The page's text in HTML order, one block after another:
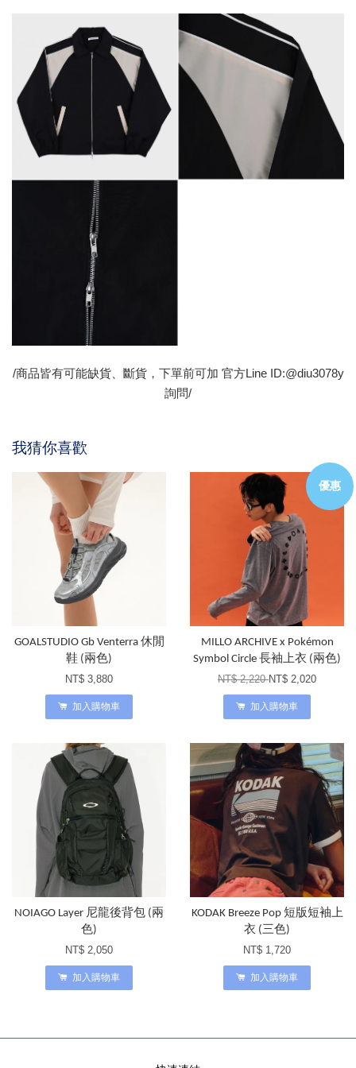
/商品皆有可能缺貨、斷貨，下單前可加 官方Line ID:@diu3078y
詢問/
我猜你喜歡
GOALSTUDIO Gb Venterra 休閒
鞋 (兩色)
NT$ 3,880
加入購物車
優惠
MILLO ARCHIVE x Pokémon
Symbol Circle 長袖上衣 (兩色)
NT$ 2,220NT$ 2,020
加入購物車
NOIAGO Layer 尼龍後背包 (兩
色)
NT$ 2,050
加入購物車
KODAK Breeze Pop 短版短袖上
衣 (三色)
NT$ 1,720
加入購物車